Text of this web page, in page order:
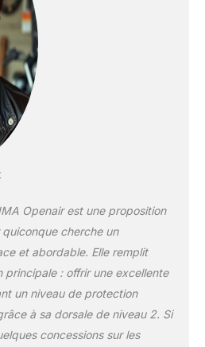
FUNCTIONNALITÉ -
la veste possède une
poche intérieure
étanche, une poche
intérieure
supplémentaire et 2
poches extérieures.
VENTILATION - plus
rend cette veste
journées d'été les
plus chaudes.
CONFORT - le
blouson avec
que 1400 g, vous
n'aurez pas
Openair est une proposition
cherche un
et abordable. Elle remplit
principale : offrir une excellente
un niveau de protection
à sa dorsale de niveau 2. Si
concessions sur les